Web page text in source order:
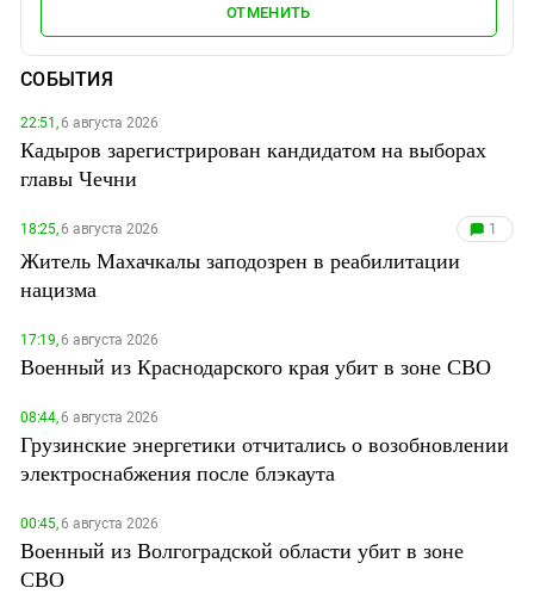
ОТМЕНИТЬ
СОБЫТИЯ
22:51,6 августа 2026
Кадыров зарегистрирован кандидатом на выборах
главы Чечни
18:25,6 августа 2026 1
Житель Махачкалы заподозрен в реабилитации
нацизма
17:19,6 августа 2026
Военный из Краснодарского края убит в зоне СВО
08:44,6 августа 2026
Грузинские энергетики отчитались о возобновлении
электроснабжения после блэкаута
00:45,6 августа 2026
Военный из Волгоградской области убит в зоне
СВО